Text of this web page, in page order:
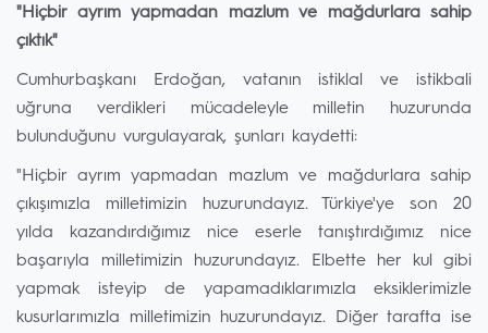
"Hiçbir ayrım yapmadan mazlum ve mağdurlara sahip
çıktık"
Cumhurbaşkanı Erdoğan, vatanın istiklal ve istikbali
uğruna verdikleri mücadeleyle milletin huzurunda
bulunduğunu vurgulayarak, şunları kaydetti:
"Hiçbir ayrım yapmadan mazlum ve mağdurlara sahip
çıkışımızla milletimizin huzurundayız. Türkiye'ye son 20
yılda kazandırdığımız nice eserle tanıştırdığımız nice
başarıyla milletimizin huzurundayız. Elbette her kul gibi
yapmak isteyip de yapamadıklarımızla eksiklerimizle
kusurlarımızla milletimizin huzurundayız. Diğer tarafta ise